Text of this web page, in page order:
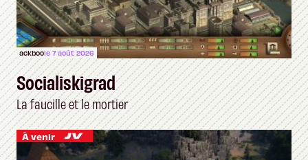
ackboole 7 août 2026
Socialiskigrad
La faucille et le mortier
À venir